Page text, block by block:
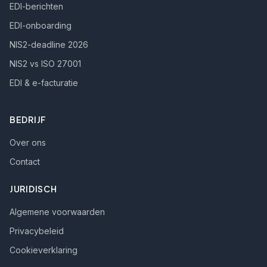
EDI-berichten
EDI-onboarding
NIS2-deadline 2026
NIS2 vs ISO 27001
EDI & e-facturatie
BEDRIJF
Over ons
Contact
JURIDISCH
Algemene voorwaarden
Privacybeleid
Cookieverklaring